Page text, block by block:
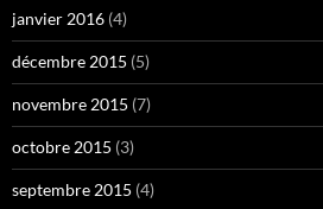
janvier 2016 (4)
décembre 2015 (5)
novembre 2015 (7)
octobre 2015 (3)
septembre 2015 (4)